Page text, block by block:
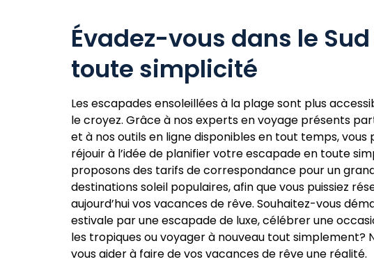
Évadez-vous dans le
toute simplicité
Les escapades ensoleillées à la plage sont plus
le croyez. Grâce à nos experts en voyage présents
et à nos outils en ligne disponibles en tout temps, vous
réjouir à l’idée de planifier votre escapade en toute
proposons des tarifs de correspondance pour un
destinations soleil populaires, afin que vous puissiez
aujourd’hui vos vacances de rêve. Souhaitez-vous
estivale par une escapade de luxe, célébrer une
les tropiques ou voyager à nouveau tout simplement?
vous aider à faire de vos vacances de rêve une réalité.